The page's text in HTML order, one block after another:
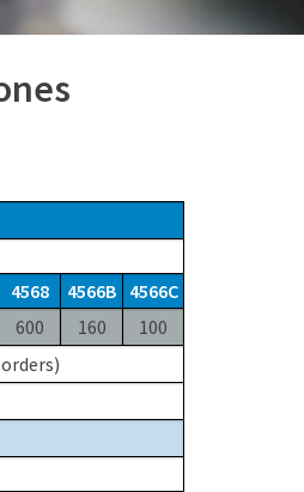
4568 4566B 4566C
600 160
100